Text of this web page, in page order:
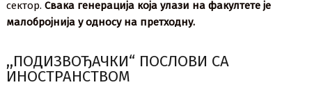
сектор.Свака генерација која улази на факултете је
малобројнија у односу на претходну.
,,ПОДИЗВОЂАЧКИ“ ПОСЛОВИ СА
ИНОСТРАНСТВОМ